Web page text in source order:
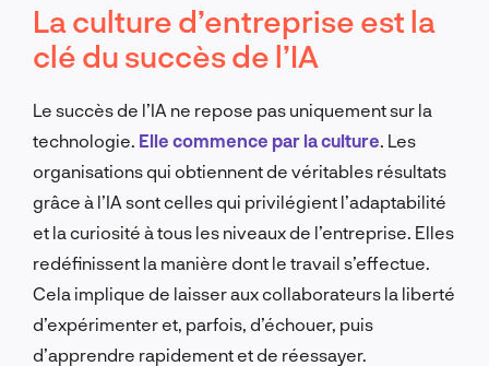
La culture d’entreprise est la
clé du succès de l’IA
Le succès de l’IA ne repose pas uniquement sur la
technologie. Elle commence par la culture . Les
organisations qui obtiennent de véritables résultats
grâce à l’IA sont celles qui privilégient l’adaptabilité
et la curiosité à tous les niveaux de l’entreprise. Elles
redéfinissent la manière dont le travail s’effectue.
Cela implique de laisser aux collaborateurs la liberté
d’expérimenter et, parfois, d’échouer, puis
d’apprendre rapidement et de réessayer.